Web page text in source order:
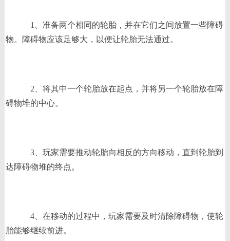
1、准备两个相同的轮胎，并在它们之间放置一些障碍
物。障碍物应该足够大，以便让轮胎无法通过。
2、将其中一个轮胎放在起点，并将另一个轮胎放在障
碍物堆的中心。
3、玩家需要推动轮胎向相反的方向移动，直到轮胎到
达障碍物堆的终点。
4、在移动的过程中，玩家需要及时清除障碍物，使轮
胎能够继续前进。